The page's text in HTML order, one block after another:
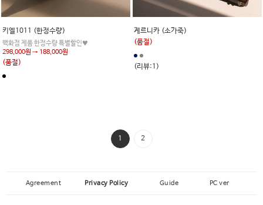
키엘1011 (한정수량)
백화점 제품 한정수량 특별할인♥
298,000원 → 188,000원
(품절)
게르니카 (소가죽)
(품절)
(리뷰:1)
1 2
Agreement Privacy Policy Guide PC ver